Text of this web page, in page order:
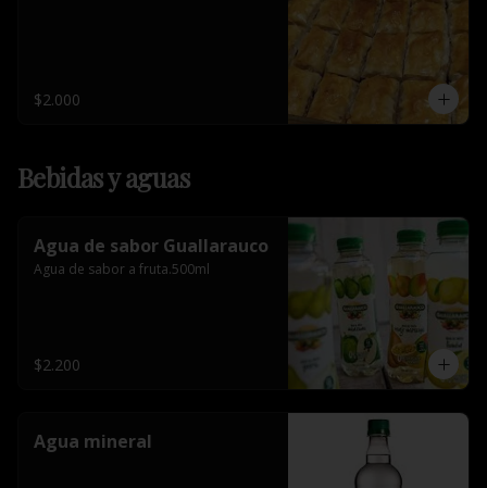
$2.000
Bebidas y aguas
Agua de sabor Guallarauco
Agua de sabor a fruta.500ml
$2.200
Agua mineral